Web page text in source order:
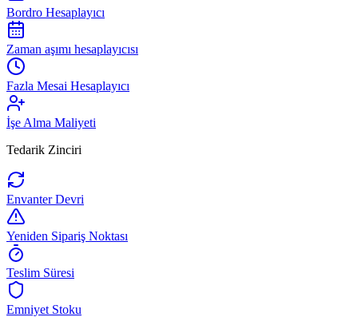
Bordro Hesaplayıcı
Zaman aşımı hesaplayıcısı
Fazla Mesai Hesaplayıcı
İşe Alma Maliyeti
Tedarik Zinciri
Envanter Devri
Yeniden Sipariş Noktası
Teslim Süresi
Emniyet Stoku